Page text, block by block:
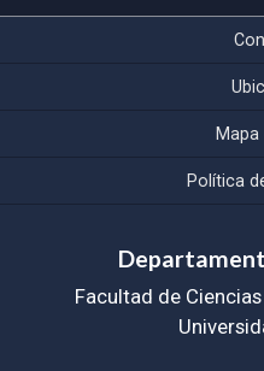
Política
Facultad de